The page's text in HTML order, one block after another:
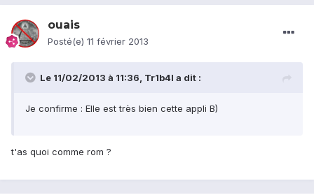
ouais
Posté(e) 11 février 2013
Le 11/02/2013 à 11:36, Tr1b4l a dit :
Je confirme : Elle est très bien cette appli B)
t'as quoi comme rom ?